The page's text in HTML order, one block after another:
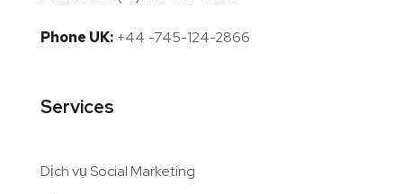
Phone UK: +44 -745-124-2866
Services
Dịch vụ Social Marketing